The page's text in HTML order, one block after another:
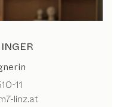
11
linz.at